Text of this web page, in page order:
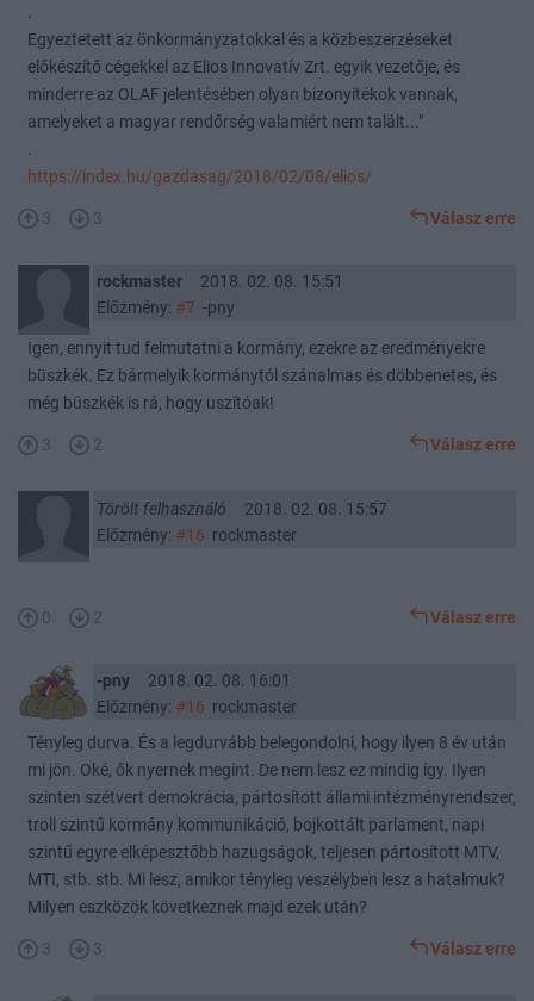
.
Egyeztetett az önkormányzatokkal és a közbeszerzéseket
előkészítő cégekkel az Elios Innovatív Zrt. egyik vezetője, és
minderre az OLAF jelentésében olyan bizonyítékok vannak,
amelyeket a magyar rendőrség valamiért nem talált..."
.
https://index.hu/gazdasag/2018/02/08/elios/
3 3 Válasz erre
rockmaster
2018. 02. 08. 15:51
Előzmény: #7 -pny
Igen, ennyit tud felmutatni a kormány, ezekre az eredményekre
büszkék. Ez bármelyik kormánytól szánalmas és döbbenetes, és
még büszkék is rá, hogy uszítóak!
3 2 Válasz erre
Törölt felhasználó
2018. 02. 08. 15:57
Előzmény: #16 rockmaster
0 2 Válasz erre
-pny
2018. 02. 08. 16:01
Előzmény: #16 rockmaster
Tényleg durva. És a legdurvább belegondolni, hogy ilyen 8 év után
mi jön. Oké, ők nyernek megint. De nem lesz ez mindig így. Ilyen
szinten szétvert demokrácia, pártosított állami intézményrendszer,
troll szintű kormány kommunikáció, bojkottált parlament, napi
szintű egyre elképesztőbb hazugságok, teljesen pártosított MTV,
MTI, stb. stb. Mi lesz, amikor tényleg veszélyben lesz a hatalmuk?
Milyen eszközök következnek majd ezek után?
3 3 Válasz erre